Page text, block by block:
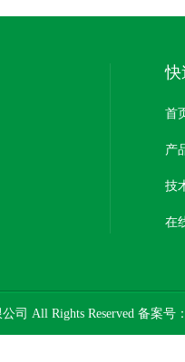
快
首
产
技
在
司 All Rights Reserved 备案号